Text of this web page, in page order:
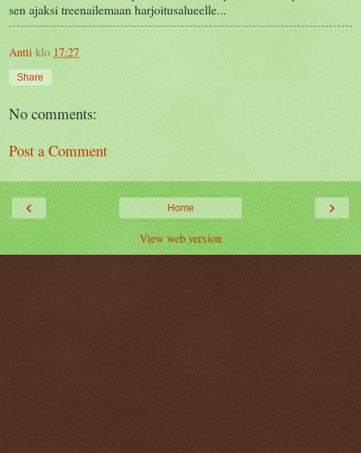
sen ajaksi treenailemaan harjoitusalueelle...
Antti klo 17:27
Share
No comments:
Post a Comment
‹ ›
Home
View web version